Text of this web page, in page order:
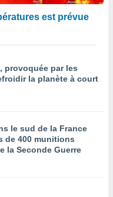
est prévue
provoquée par les
la planète à court
le sud de la France
de 400 munitions
la Seconde Guerre